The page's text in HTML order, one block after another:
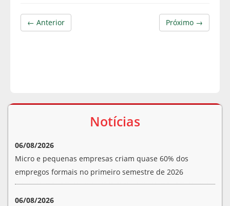
Próximo →
← Anterior
Notícias
06/08/2026
Micro e pequenas empresas criam quase 60% dos
empregos formais no primeiro semestre de 2026
06/08/2026